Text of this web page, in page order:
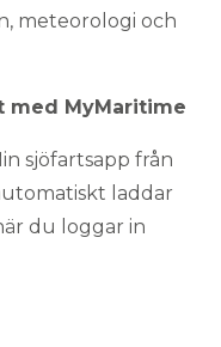
meteorologi och
med MyMaritime
sjöfartsapp från
laddar
du loggar in